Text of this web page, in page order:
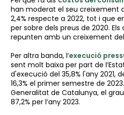
han moderat el seu creixement
2,4% respecte a 2022, tot i que
per sobre dels preus de 2020. Els
repunten amb un creixement
Per altra banda, l’execució
sent molt baixa per part de
d'execució del 35,8% l'any 2021,
16,3% el primer semestre de
Generalitat de Catalunya, el
87,2% per l’any 2023.